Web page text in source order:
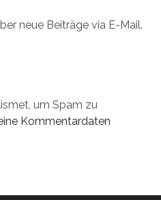
neue Beiträge via E-Mail.
um Spam zu
Kommentardaten